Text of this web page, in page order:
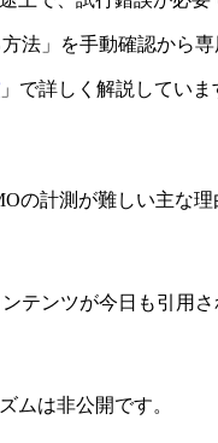
」を手動確認から専
」で詳しく解説していま
の計測が難しい主な理
テンツが今日も引用さ
ムは非公開です。